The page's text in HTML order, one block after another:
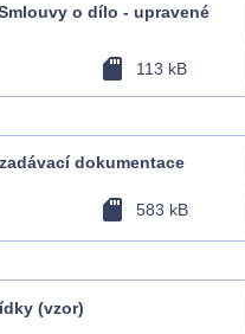
o dílo - upravené
sd_card 113 kB
dokumentace
sd_card 583 kB
(vzor)